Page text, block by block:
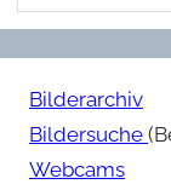
Bilderarchiv
Bildersuche
Webcams